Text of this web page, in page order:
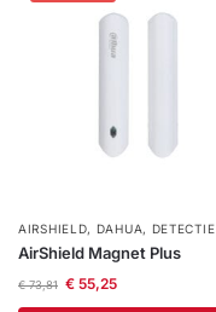
AIRSHIELD, DAHUA, DETECTIE
AirShield Magnet Plus
€73,81 €55,25